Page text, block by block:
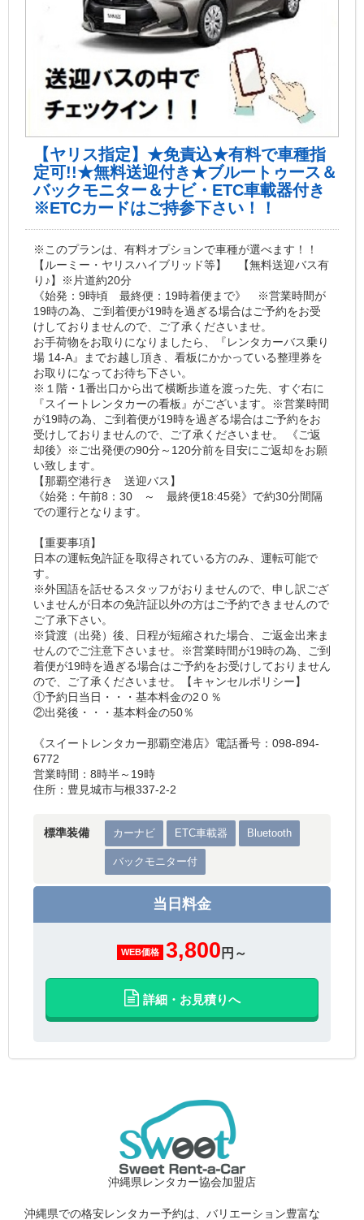
【ヤリス指定】★免責込★有料で車種指
定可!!★無料送迎付き★ブルートゥース＆
バックモニター＆ナビ・ETC車載器付き
※ETCカードはご持参下さい！！
※このプランは、有料オプションで車種が選べます！！
【ルーミー・ヤリスハイブリッド等】 【無料送迎バス有
り♪】※片道約20分
《始発：9時頃 最終便：19時着便まで》 ※営業時間が
19時の為、ご到着便が19時を過ぎる場合はご予約をお受
けしておりませんので、ご了承くださいませ。
お手荷物をお取りになりましたら、『レンタカーバス乗り
場 14-A』までお越し頂き、看板にかかっている整理券を
お取りになってお待ち下さい。
※１階・1番出口から出て横断歩道を渡った先、すぐ右に
『スイートレンタカーの看板』がございます。※営業時間
が19時の為、ご到着便が19時を過ぎる場合はご予約をお
受けしておりませんので、ご了承くださいませ。 《ご返
却後》※ご出発便の90分～120分前を目安にご返却をお願
い致します。
【那覇空港行き 送迎バス】
《始発：午前8：30 ～ 最終便18:45発》で約30分間隔
での運行となります。
【重要事項】
日本の運転免許証を取得されている方のみ、運転可能で
す。
※外国語を話せるスタッフがおりませんので、申し訳ござ
いませんが日本の免許証以外の方はご予約できませんので
ご了承下さい。
※貸渡（出発）後、日程が短縮された場合、ご返金出来ま
せんのでご注意下さいませ。※営業時間が19時の為、ご到
着便が19時を過ぎる場合はご予約をお受けしておりません
ので、ご了承くださいませ。【キャンセルポリシー】
①予約日当日・・・基本料金の2０％
②出発後・・・基本料金の50％
《スイートレンタカー那覇空港店》電話番号：098-894-
6772
営業時間：8時半～19時
住所：豊見城市与根337-2-2
標準装備 カーナビ ETC車載器 Bluetooth
バックモニター付
当日料金
WEB価格 3,800 円～
詳細・お見積りへ
沖縄県レンタカー協会加盟店
沖縄県での格安レンタカー予約は、バリエーション豊富な